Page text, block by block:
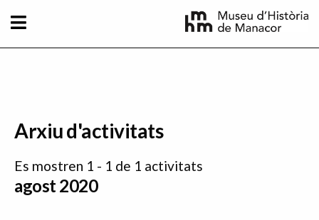
Arxiu d'activitats
Es mostren 1 - 1 de 1 activitats
agost 2020